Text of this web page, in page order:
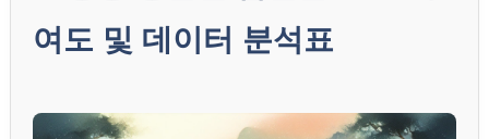
여도 및 데이터 분석표